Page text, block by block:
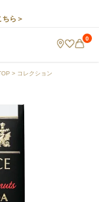
ちら＞
0
コレクション